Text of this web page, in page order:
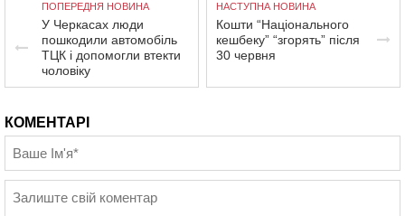
ПОПЕРЕДНЯ НОВИНА
У Черкасах люди
пошкодили автомобіль
ТЦК і допомогли втекти
чоловіку
НАСТУПНА НОВИНА
Кошти “Національного
кешбеку” “згорять” після
30 червня
КОМЕНТАРІ